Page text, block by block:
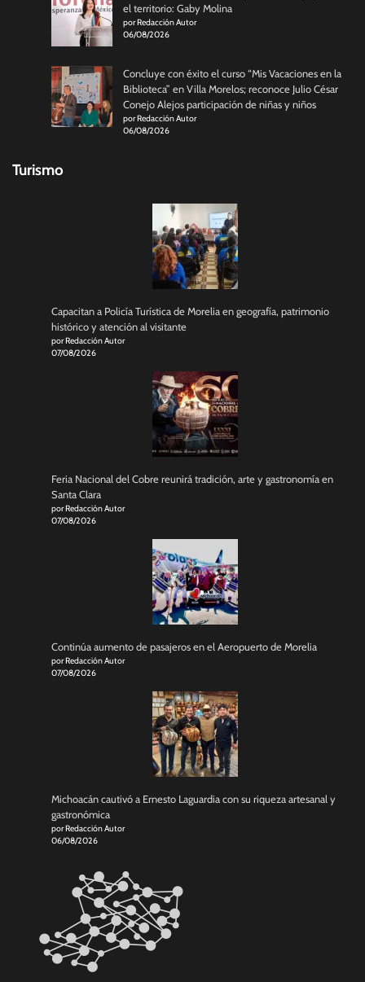
el territorio: Gaby Molina
por Redacción Autor
06/08/2026
Concluye con éxito el curso “Mis Vacaciones en la
Biblioteca” en Villa Morelos; reconoce Julio César
Conejo Alejos participación de niñas y niños
por Redacción Autor
06/08/2026
Turismo
Capacitan a Policía Turística de Morelia en geografía, patrimonio
histórico y atención al visitante
por Redacción Autor
07/08/2026
Feria Nacional del Cobre reunirá tradición, arte y gastronomía en
Santa Clara
por Redacción Autor
07/08/2026
Continúa aumento de pasajeros en el Aeropuerto de Morelia
por Redacción Autor
07/08/2026
Michoacán cautivó a Ernesto Laguardia con su riqueza artesanal y
gastronómica
por Redacción Autor
06/08/2026